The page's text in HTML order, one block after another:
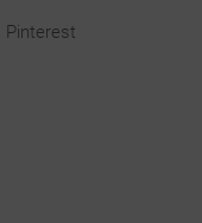
Pinterest